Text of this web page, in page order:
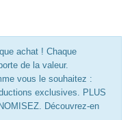
achat ! Chaque
de la valeur.
vous le souhaitez :
exclusives. PLUS
Découvrez-en